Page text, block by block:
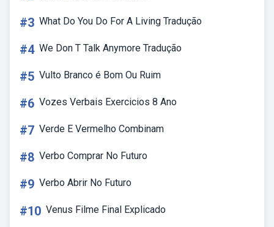
#3 What Do You Do For A Living Tradução
#4 We Don T Talk Anymore Tradução
#5 Vulto Branco é Bom Ou Ruim
#6 Vozes Verbais Exercicios 8 Ano
#7 Verde E Vermelho Combinam
#8 Verbo Comprar No Futuro
#9 Verbo Abrir No Futuro
#10 Venus Filme Final Explicado